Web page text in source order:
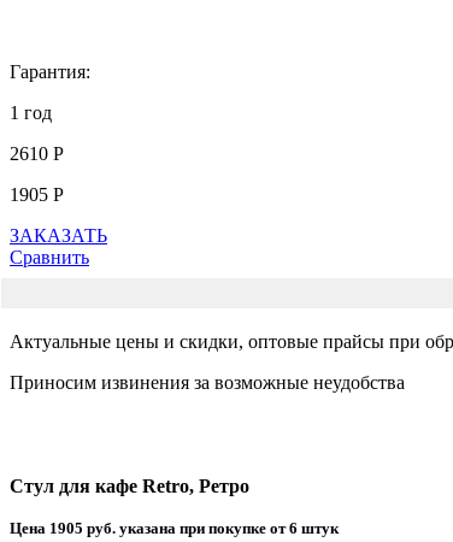
Гарантия:
1 год
2610 Р
1905 Р
ЗАКАЗАТЬ
Сравнить
Актуальные цены и скидки, оптовые прайсы при
Приносим извинения за возможные неудобства
Стул для кафе Retro, Ретро
Цена 1905 руб. указана при покупке от 6 штук